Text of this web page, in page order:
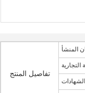
تفاصيل المنتج
المنشأ
التجارية